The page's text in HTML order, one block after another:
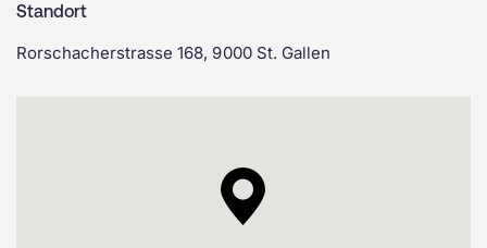
Standort
Rorschacherstrasse 168, 9000 St. Gallen